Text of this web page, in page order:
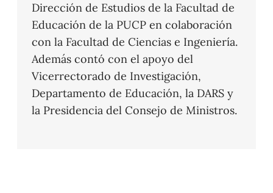
Dirección de Estudios de la Facultad de
Educación de la PUCP en colaboración
con la Facultad de Ciencias e Ingeniería.
Además contó con el apoyo del
Vicerrectorado de Investigación,
Departamento de Educación, la DARS y
la Presidencia del Consejo de Ministros.